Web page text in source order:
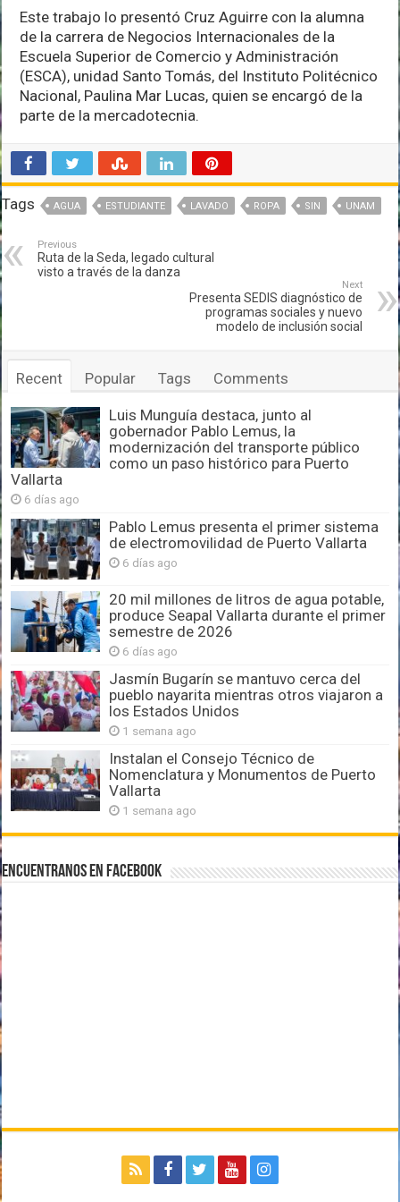
Este trabajo lo presentó Cruz Aguirre con la alumna
de la carrera de Negocios Internacionales de la
Escuela Superior de Comercio y Administración
(ESCA), unidad Santo Tomás, del Instituto Politécnico
Nacional, Paulina Mar Lucas, quien se encargó de la
parte de la mercadotecnia.
Tags AGUA ESTUDIANTE LAVADO ROPA SIN UNAM
Previous
Ruta de la Seda, legado cultural
visto a través de la danza
Next
Presenta SEDIS diagnóstico de
programas sociales y nuevo
modelo de inclusión social
Recent Popular Tags Comments
Luis Munguía destaca, junto al
gobernador Pablo Lemus, la
modernización del transporte público
como un paso histórico para Puerto
Vallarta
6 días ago
Pablo Lemus presenta el primer sistema
de electromovilidad de Puerto Vallarta
6 días ago
20 mil millones de litros de agua potable,
produce Seapal Vallarta durante el primer
semestre de 2026
6 días ago
Jasmín Bugarín se mantuvo cerca del
pueblo nayarita mientras otros viajaron a
los Estados Unidos
1 semana ago
Instalan el Consejo Técnico de
Nomenclatura y Monumentos de Puerto
Vallarta
1 semana ago
Encuentranos en Facebook